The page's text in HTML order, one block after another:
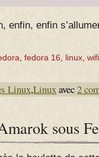
enfin, enfin
fedora 16 linux wifi
Linux,Linuxavec2
sous